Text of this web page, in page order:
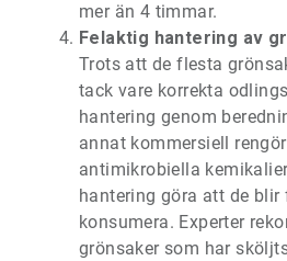
mer än 4 timmar.
Felaktig hantering av
Trots att de flesta
tack vare korrekta
hantering genom
annat kommersiell
antimikrobiella
hantering göra att de
konsumera. Experter
grönsaker som har